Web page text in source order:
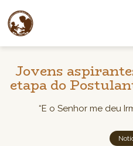
Jovens
etapa do
“E o Senhor me deu